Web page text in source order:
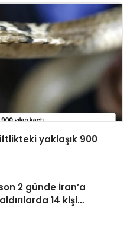
yaklaşık 900
2 günde İran’a
14 kişi